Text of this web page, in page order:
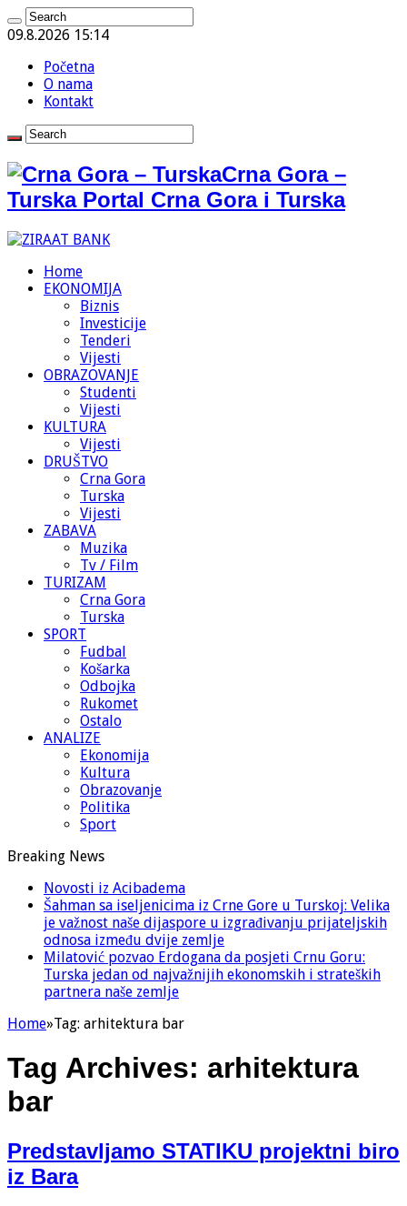
09.8.2026 15:14
Početna
O nama
Kontakt
Crna Gora –
Turska Portal Crna Gora i Turska
Home
EKONOMIJA
Biznis
Investicije
Tenderi
Vijesti
OBRAZOVANJE
Studenti
Vijesti
KULTURA
Vijesti
DRUŠTVO
Crna Gora
Turska
Vijesti
ZABAVA
Muzika
Tv / Film
TURIZAM
Crna Gora
Turska
SPORT
Fudbal
Košarka
Odbojka
Rukomet
Ostalo
ANALIZE
Ekonomija
Kultura
Obrazovanje
Politika
Sport
Breaking News
Novosti iz Acibadema
Šahman sa iseljenicima iz Crne Gore u Turskoj: Velika
je važnost naše dijaspore u izgrađivanju prijateljskih
odnosa između dvije zemlje
Milatović pozvao Erdogana da posjeti Crnu Goru:
Turska jedan od najvažnijih ekonomskih i strateških
partnera naše zemlje
Home»Tag: arhitektura bar
Tag Archives: arhitektura
bar
Predstavljamo STATIKU projektni biro
iz Bara